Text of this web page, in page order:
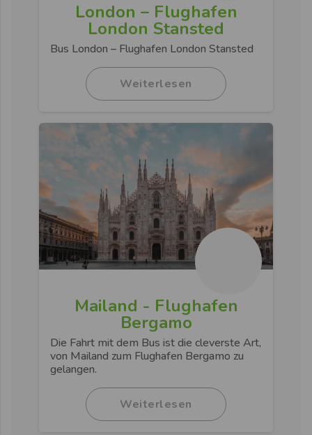
London – Flughafen
London Stansted​
Bus London – Flughafen London Stansted​
Weiterlesen
Mailand - Flughafen
Bergamo
Die Fahrt mit dem Bus ist die cleverste Art,
von Mailand zum Flughafen Bergamo zu
gelangen.
Weiterlesen